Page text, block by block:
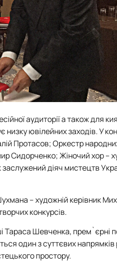
аудиторії а також для
низку ювілейних заходів.У
Протасов; Оркестр
Сидорченко; Жіночий хор –
діяч мистецтв
– художній керівник
конкурсів.
Тараса Шевченка, прем`єрні
один з суттєвих
простору.